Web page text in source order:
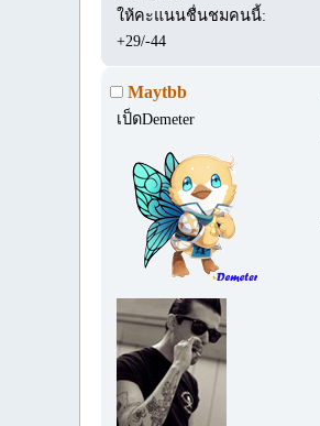
ให้คะแนนชื่นชมคนนี้:
+29/-44
Maytbb
เป็ดDemeter